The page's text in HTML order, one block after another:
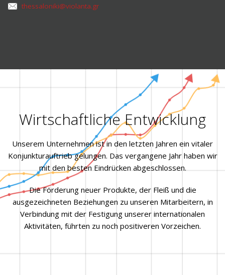
thessaloniki@violanta.gr
Wirtschaftliche Entwicklung
Unserem Unternehmen ist in den letzten Jahren ein vitaler
Konjunkturauftrieb gelungen. Das vergangene Jahr haben wir
mit den besten Eindrücken abgeschlossen.
Die Förderung neuer Produkte, der Fleiß und die
ausgezeichneten Beziehungen zu unseren Mitarbeitern, in
Verbindung mit der Festigung unserer internationalen
Aktivitäten, führten zu noch positiveren Vorzeichen.